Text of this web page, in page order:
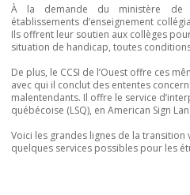
À la demande du ministère de
établissements d’enseignement
Ils offrent leur soutien aux collèges
situation de handicap, toutes
De plus, le CCSI de l’Ouest offre ces
avec qui il conclut des ententes
malentendants. Il offre le service
québécoise (LSQ), en American Sign
Voici les grandes lignes de la transition
quelques services possibles pour les